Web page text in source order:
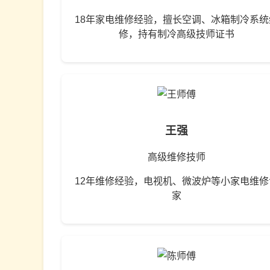
18年家电维修经验，擅长空调、冰箱制冷系
修，持有制冷高级技师证书
王强
高级维修技师
12年维修经验，电视机、微波炉等小家电维
家